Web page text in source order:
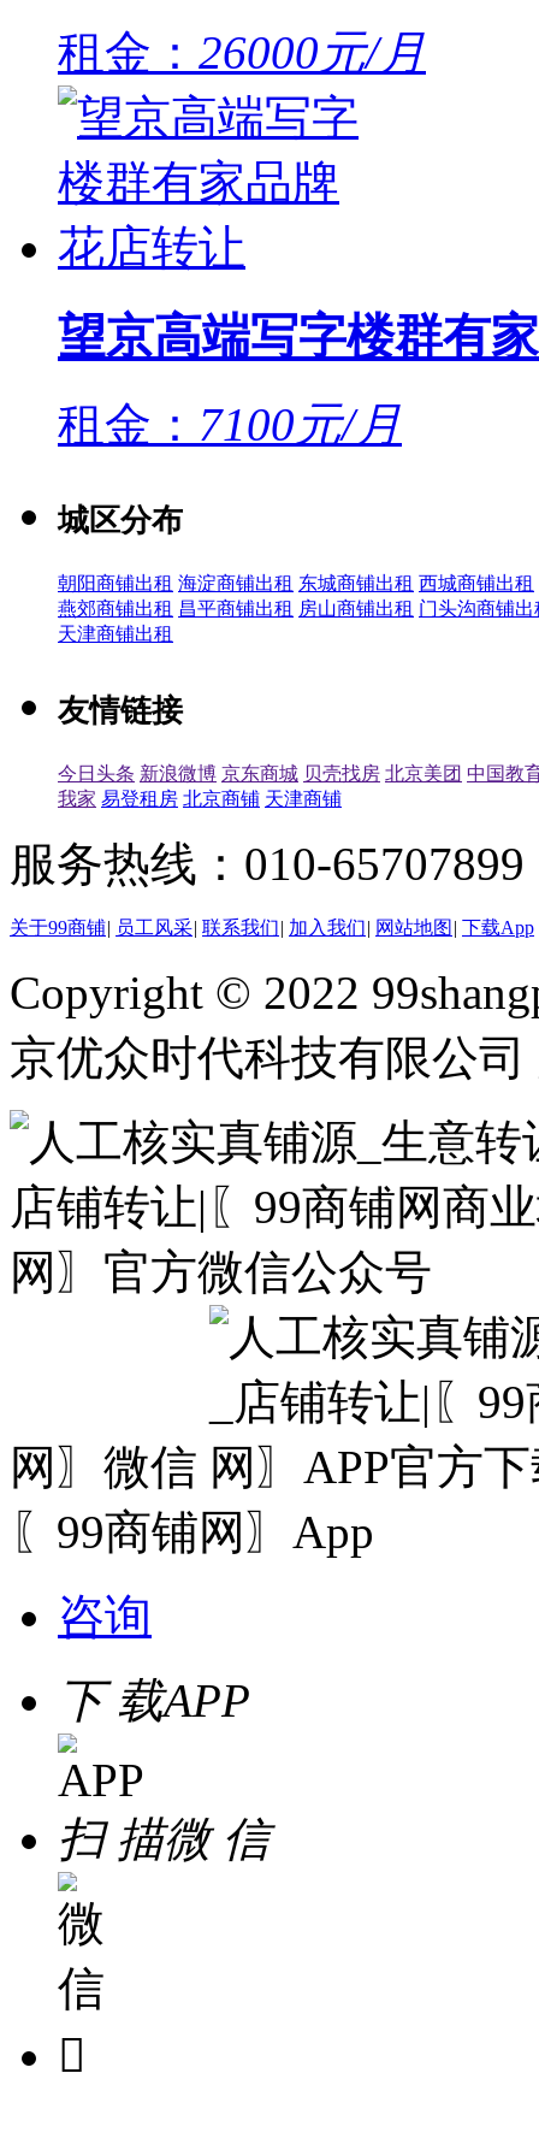
租金： 26000元/月
望京高端写字楼群有
租金： 7100元/月
城区分布
朝阳商铺出租 海淀商铺出租 东城商铺出租 西城商铺出租
燕郊商铺出租 昌平商铺出租 房山商铺出租 门头沟商铺出
天津商铺出租
友情链接
今日头条 新浪微博 京东商城 贝壳找房 北京美团 中国教
我家 易登租房 北京商铺 天津商铺
服务热线：010-
关于99商铺| 员工风采| 联系我们| 加入我们| 网站地图 | 下载App
Copyright © 2022
京优众时代科技有限公
网〗微信
〖99商铺网〗App
咨询
下 载APP
扫 描微 信
